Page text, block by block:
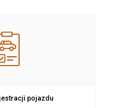
pojazdu